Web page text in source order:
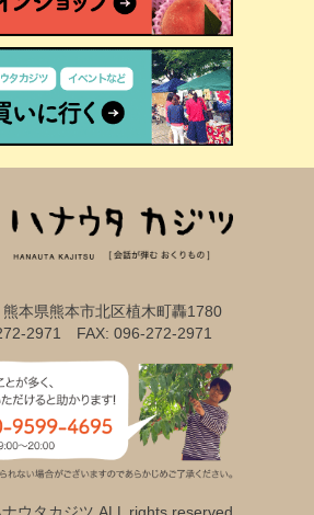
本県熊本市北区植木町轟1780
2971 FAX: 096-272-2971
ウタカジツ,ALL rights reserved.